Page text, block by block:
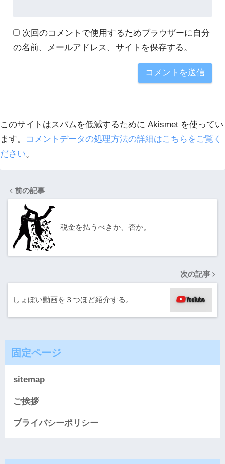
次回のコメントで使用するためブラウザーに自分
の名前、メールアドレス、サイトを保存する。
このサイトはスパムを低減するために Akismet を使ってい
ます。
コメントデータの処理方法の詳細はこちらをご覧く
ださい。
前の記事
税金を払うべきか、否か。
次の記事
しょぼい動画を３つほど紹介する。
固定ページ
sitemap
ご挨拶
プライバシーポリシー